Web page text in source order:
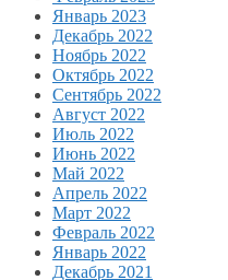
Январь 2023
Декабрь 2022
Ноябрь 2022
Октябрь 2022
Сентябрь 2022
Август 2022
Июль 2022
Июнь 2022
Май 2022
Апрель 2022
Март 2022
Февраль 2022
Январь 2022
Декабрь 2021